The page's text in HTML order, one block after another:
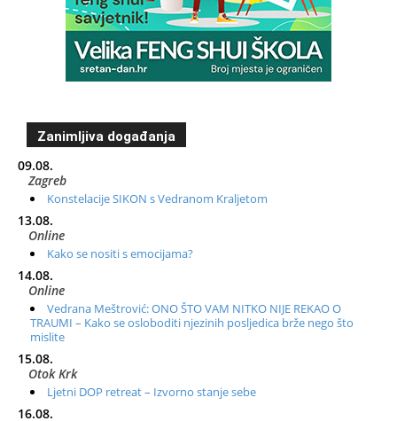
Zanimljiva događanja
09.08.
Zagreb
Konstelacije SIKON s Vedranom Kraljetom
13.08.
Online
Kako se nositi s emocijama?
14.08.
Online
Vedrana Meštrović: ONO ŠTO VAM NITKO NIJE REKAO O
TRAUMI – Kako se osloboditi njezinih posljedica brže nego što
mislite
15.08.
Otok Krk
Ljetni DOP retreat – Izvorno stanje sebe
16.08.